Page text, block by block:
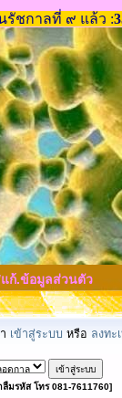
แก้.ข้อมูลส่วนตัว
เข้าสู่ระบบ หรือ ลงทะ
ลืมรหัส โทร 081-7611760]